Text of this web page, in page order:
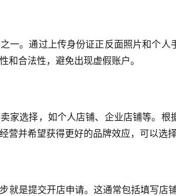
一。通过上传身份证正反面照片和个
和合法性，避免出现虚假账户。
家选择，如个人店铺、企业店铺等。
营并希望获得更好的品牌效应，可以选
就是提交开店申请。这通常包括填写店